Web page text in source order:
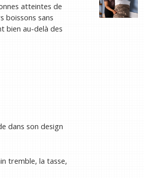
atteintes de
boissons sans
bien au-delà des
dans son design
tremble, la tasse,